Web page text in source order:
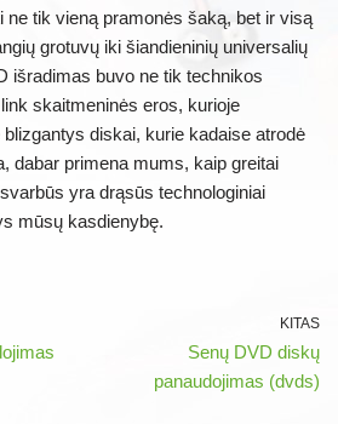
ne tik vieną pramonės šaką, bet ir visą
grotuvų iki šiandieninių universalių
išradimas buvo ne tik technikos
skaitmeninės eros, kurioje
diskai, kurie kadaise atrodė
dabar primena mums, kaip greitai
yra drąsūs technologiniai
mūsų kasdienybę.
KITAS
Senų DVD diskų
panaudojimas (dvds)